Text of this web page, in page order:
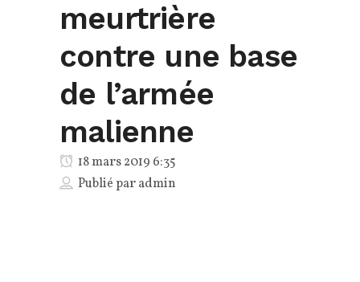
meurtrière
contre une base
de l’armée
malienne
18 mars 2019 6:35
Publié paradmin